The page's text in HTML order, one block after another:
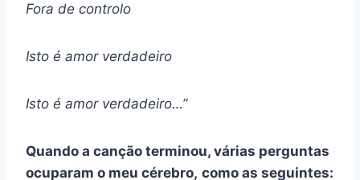
Fora de controlo
Isto é amor verdadeiro
Isto é amor verdadeiro…”
Quando a canção terminou, várias perguntas
ocuparam o meu cérebro, como as seguintes: